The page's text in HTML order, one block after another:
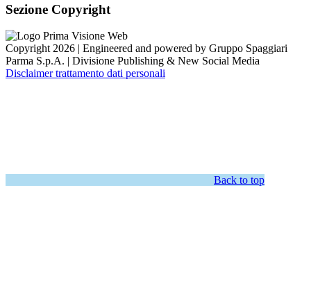
Sezione Copyright
Copyright 2026 | Engineered and powered by Gruppo Spaggiari
Parma S.p.A. | Divisione Publishing & New Social Media
Disclaimer trattamento dati personali
Back to top